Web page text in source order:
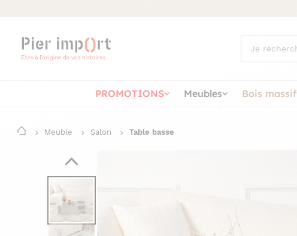
cherchez
vous ?
PROMOTIONS Meubles Bois massif
Meuble Salon Table basse